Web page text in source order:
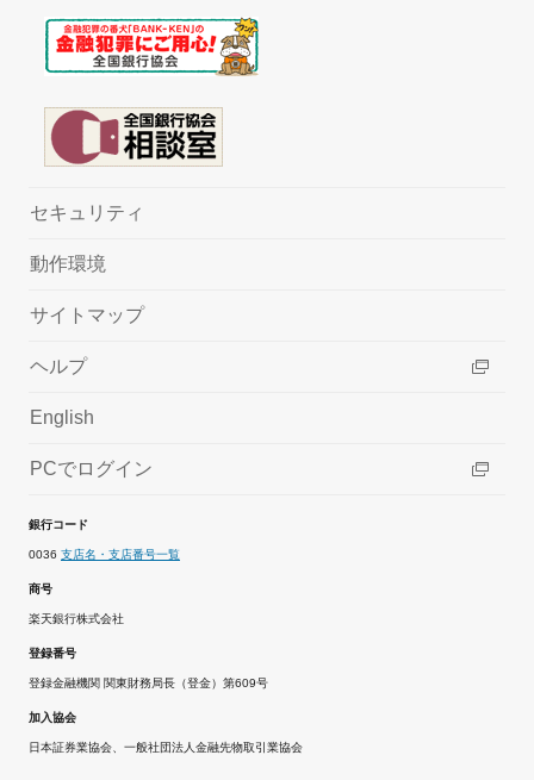
セキュリティ
動作環境
サイトマップ
ヘルプ
English
PCでログイン
銀行コード
0036 支店名・支店番号一覧
商号
楽天銀行株式会社
登録番号
登録金融機関 関東財務局長（登金）第609号
加入協会
日本証券業協会、一般社団法人金融先物取引業協会